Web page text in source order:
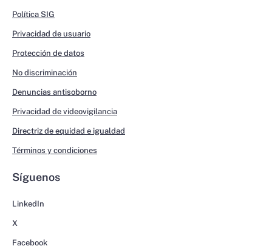
Política SIG
Privacidad de usuario
Protección de datos
No discriminación
Denuncias antisoborno
Privacidad de videovigilancia
Directriz de equidad e igualdad
Términos y condiciones
Síguenos
LinkedIn
X
Facebook